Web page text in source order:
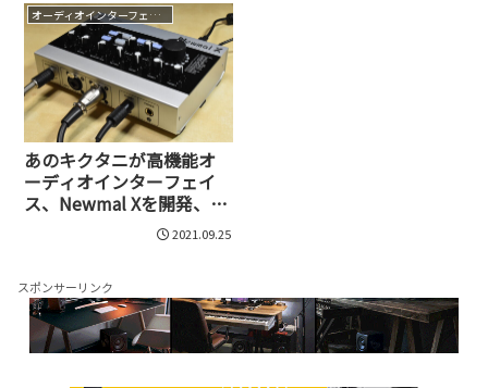
オーディオインターフェイス
あのキクタニが高機能オ
ーディオインターフェイ
ス、Newmal Xを開発、3
バンドEQと16種のエフェ
クトを搭載し、スマホで
2021.09.25
スポンサーリンク